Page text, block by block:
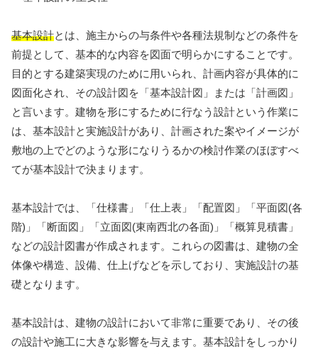
基本設計とは、施主からの与条件や各種法規制などの条件を
前提として、基本的な内容を図面で明らかにすることです。
目的とする建築実現のために用いられ、計画内容が具体的に
図面化され、その設計図を「基本設計図」または「計画図」
と言います。建物を形にするために行なう設計という作業に
は、基本設計と実施設計があり、計画された案やイメージが
敷地の上でどのような形になりうるかの検討作業のほぼすべ
てが基本設計で決まります。
基本設計では、「仕様書」「仕上表」「配置図」「平面図(各
階)」「断面図」「立面図(東南西北の各面)」「概算見積書」
などの設計図書が作成されます。これらの図書は、建物の全
体像や構造、設備、仕上げなどを示しており、実施設計の基
礎となります。
基本設計は、建物の設計において非常に重要であり、その後
の設計や施工に大きな影響を与えます。基本設計をしっかり